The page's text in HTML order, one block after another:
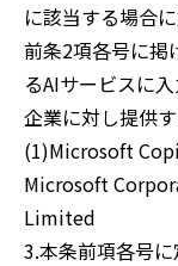
に該当する場合
前条2項各号に掲
るAIサービスに
企業に対し提供
(1)Microsoft
Microsoft
Limited
3.本条前項各号